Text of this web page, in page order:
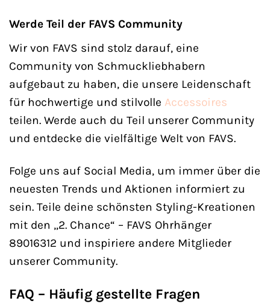
Werde Teil der FAVS Community
Wir von FAVS sind stolz darauf, eine
Community von Schmuckliebhabern
aufgebaut zu haben, die unsere Leidenschaft
für hochwertige und stilvolle Accessoires
teilen. Werde auch du Teil unserer Community
und entdecke die vielfältige Welt von FAVS.
Folge uns auf Social Media, um immer über die
neuesten Trends und Aktionen informiert zu
sein. Teile deine schönsten Styling-Kreationen
mit den „2. Chance“ – FAVS Ohrhänger
89016312 und inspiriere andere Mitglieder
unserer Community.
FAQ – Häufig gestellte Fragen